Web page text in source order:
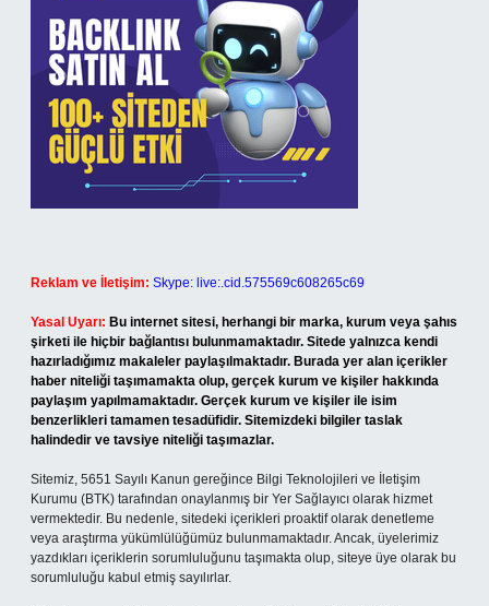
Reklam ve İletişim: Skype: live:.cid.575569c608265c69
Yasal Uyarı: Bu internet sitesi, herhangi bir marka, kurum veya şahıs
şirketi ile hiçbir bağlantısı bulunmamaktadır. Sitede yalnızca kendi
hazırladığımız makaleler paylaşılmaktadır. Burada yer alan içerikler
haber niteliği taşımamakta olup, gerçek kurum ve kişiler hakkında
paylaşım yapılmamaktadır. Gerçek kurum ve kişiler ile isim
benzerlikleri tamamen tesadüfidir. Sitemizdeki bilgiler taslak
halindedir ve tavsiye niteliği taşımazlar.
Sitemiz, 5651 Sayılı Kanun gereğince Bilgi Teknolojileri ve İletişim
Kurumu (BTK) tarafından onaylanmış bir Yer Sağlayıcı olarak hizmet
vermektedir. Bu nedenle, sitedeki içerikleri proaktif olarak denetleme
veya araştırma yükümlülüğümüz bulunmamaktadır. Ancak, üyelerimiz
yazdıkları içeriklerin sorumluluğunu taşımakta olup, siteye üye olarak bu
sorumluluğu kabul etmiş sayılırlar.